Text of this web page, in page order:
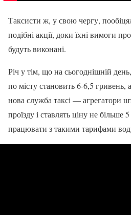
Таксисти ж, у свою чергу,
подібні акції, доки їхні вимоги
будуть виконані.
Річ у тім, що на сьогоднішній
по місту становить 6-6,5 гривень,
нова служба таксі — агрегатори
проїзду і ставлять ціну не більше
працювати з такими тарифами